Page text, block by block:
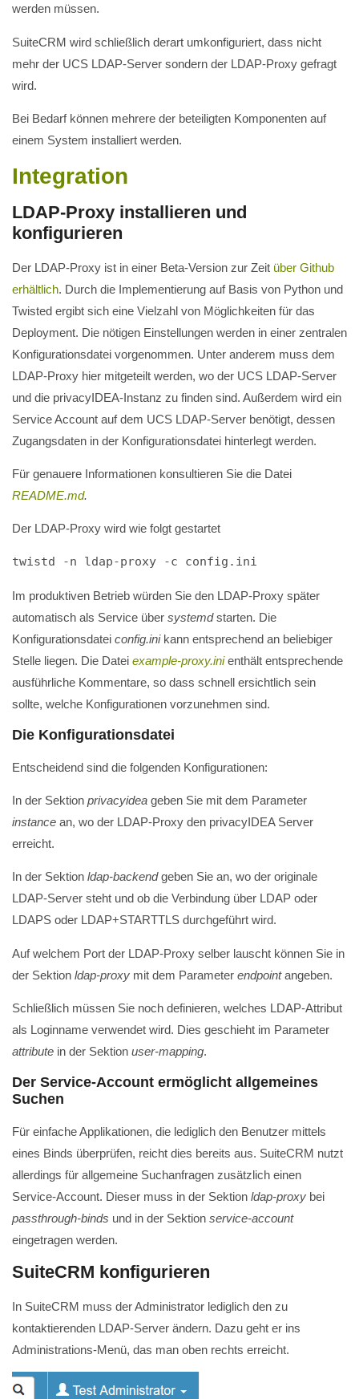
werden müssen.
SuiteCRM wird schließlich derart umkonfiguriert, dass nicht
mehr der UCS LDAP-Server sondern der LDAP-Proxy gefragt
wird.
Bei Bedarf können mehrere der beteiligten Komponenten auf
einem System installiert werden.
Integration
LDAP-Proxy installieren und
konfigurieren
Der LDAP-Proxy ist in einer Beta-Version zur Zeit über Github
erhältlich. Durch die Implementierung auf Basis von Python und
Twisted ergibt sich eine Vielzahl von Möglichkeiten für das
Deployment. Die nötigen Einstellungen werden in einer zentralen
Konfigurationsdatei vorgenommen. Unter anderem muss dem
LDAP-Proxy hier mitgeteilt werden, wo der UCS LDAP-Server
und die privacyIDEA-Instanz zu finden sind. Außerdem wird ein
Service Account auf dem UCS LDAP-Server benötigt, dessen
Zugangsdaten in der Konfigurationsdatei hinterlegt werden.
Für genauere Informationen konsultieren Sie die Datei
README.md.
Der LDAP-Proxy wird wie folgt gestartet
twistd -n ldap-proxy -c config.ini
Im produktiven Betrieb würden Sie den LDAP-Proxy später
automatisch als Service über systemdstarten. Die
Konfigurationsdatei config.inikann entsprechend an beliebiger
Stelle liegen. Die Datei example-proxy.inienthält entsprechende
ausführliche Kommentare, so dass schnell ersichtlich sein
sollte, welche Konfigurationen vorzunehmen sind.
Die Konfigurationsdatei
Entscheidend sind die folgenden Konfigurationen:
In der Sektion privacyidea geben Sie mit dem Parameter
instance an, wo der LDAP-Proxy den privacyIDEA Server
erreicht.
In der Sektion ldap-backendgeben Sie an, wo der originale
LDAP-Server steht und ob die Verbindung über LDAP oder
LDAPS oder LDAP+STARTTLS durchgeführt wird.
Auf welchem Port der LDAP-Proxy selber lauscht können Sie in
der Sektion ldap-proxy mit dem Parameter endpointangeben.
Schließlich müssen Sie noch definieren, welches LDAP-Attribut
als Loginname verwendet wird. Dies geschieht im Parameter
attribute in der Sektion user-mapping.
Der Service-Account ermöglicht allgemeines
Suchen
Für einfache Applikationen, die lediglich den Benutzer mittels
eines Binds überprüfen, reicht dies bereits aus. SuiteCRM nutzt
allerdings für allgemeine Suchanfragen zusätzlich einen
Service-Account. Dieser muss in der Sektion ldap-proxy bei
passthrough-binds und in der Sektion service-account
eingetragen werden.
SuiteCRM konfigurieren
In SuiteCRM muss der Administrator lediglich den zu
kontaktierenden LDAP-Server ändern. Dazu geht er ins
Administrations-Menü, das man oben rechts erreicht.